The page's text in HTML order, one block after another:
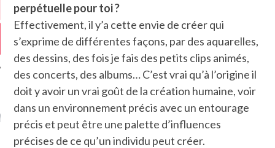
KARMA –
ANNIVERSAIRE
perpétuelle pour toi ?
Effectivement, il y’a cette envie de créer qui
s’exprime de différentes façons, par des aquarelles,
des dessins, des fois je fais des petits clips animés,
des concerts, des albums… C’est vrai qu’à l’origine il
doit y avoir un vrai goût de la création humaine, voir
dans un environnement précis avec un entourage
précis et peut être une palette d’influences
précises de ce qu’un individu peut créer.